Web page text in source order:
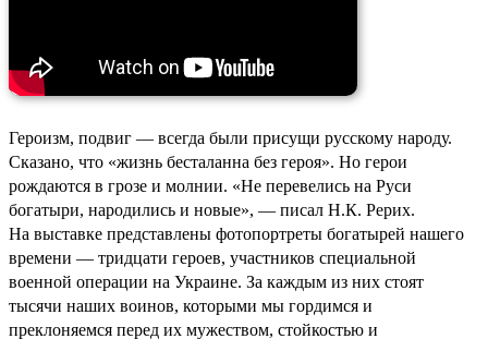
Героизм, подвиг — всегда были присущи русскому народу.
Сказано, что «жизнь бесталанна без героя». Но герои
рождаются в грозе и молнии. «Не перевелись на Руси
богатыри, народились и новые», — писал Н.К. Рерих.
На выставке представлены фотопортреты богатырей нашего
времени — тридцати героев, участников специальной
военной операции на Украине. За каждым из них стоят
тысячи наших воинов, которыми мы гордимся и
преклоняемся перед их мужеством, стойкостью и